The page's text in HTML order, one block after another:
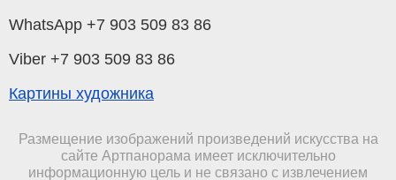
WhatsApp +7 903 509 83 86
Viber +7 903 509 83 86
Картины художника
Размещение изображений произведений искусства на
сайте Артпанорама имеет исключительно
информационную цель и не связано с извлечением